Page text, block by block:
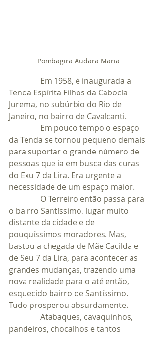
Pombagira Audara Maria
Em 1958, é inaugurada a
Tenda Espírita Filhos da Cabocla
Jurema, no subúrbio do Rio de
Janeiro, no bairro de Cavalcanti.
Em pouco tempo o espaço
da Tenda se tornou pequeno demais
para suportar o grande número de
pessoas que ia em busca das curas
do Exu 7 da Lira. Era urgente a
necessidade de um espaço maior.
O Terreiro então passa para
o bairro Santíssimo, lugar muito
distante da cidade e de
pouquíssimos moradores. Mas,
bastou a chegada de Mãe Cacilda e
de Seu 7 da Lira, para acontecer as
grandes mudanças, trazendo uma
nova realidade para o até então,
esquecido bairro de Santíssimo.
Tudo prosperou absurdamente.
Atabaques, cavaquinhos,
pandeiros, chocalhos e tantos